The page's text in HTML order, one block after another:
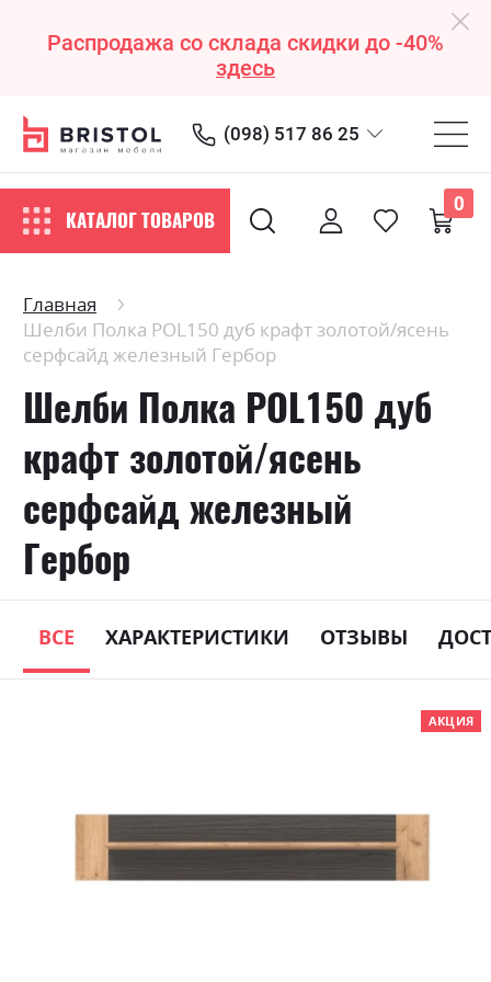
Распродажа со склада скидки до -40%
здесь
(098) 517 86 25
КАТАЛОГ ТОВАРОВ
0
Главная
Шелби Полка POL150 дуб крафт золотой/ясень
серфсайд железный Гербор
Шелби Полка POL150 дуб
крафт золотой/ясень
серфсайд железный
Гербор
ВСЕ ХАРАКТЕРИСТИКИ ОТЗЫВЫ
АКЦИЯ
gallery